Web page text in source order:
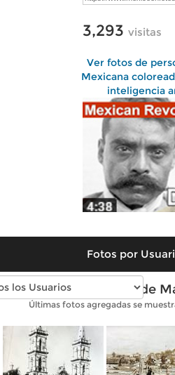
3,293 visitas
Ver fotos de
Mexicana
inteligencia
Fotos por
Fotos antiguas de
Últimas fotos agregadas se